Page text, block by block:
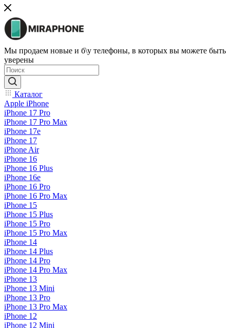
Мы продаем новые и б\у телефоны, в которых вы можете быть
уверены
Каталог
Apple iPhone
iPhone 17 Pro
iPhone 17 Pro Max
iPhone 17e
iPhone 17
iPhone Air
iPhone 16
iPhone 16 Plus
iPhone 16e
iPhone 16 Pro
iPhone 16 Pro Max
iPhone 15
iPhone 15 Plus
iPhone 15 Pro
iPhone 15 Pro Max
iPhone 14
iPhone 14 Plus
iPhone 14 Pro
iPhone 14 Pro Max
iPhone 13
iPhone 13 Mini
iPhone 13 Pro
iPhone 13 Pro Max
iPhone 12
iPhone 12 Mini